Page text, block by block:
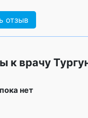
отзыв
к врачу
нет